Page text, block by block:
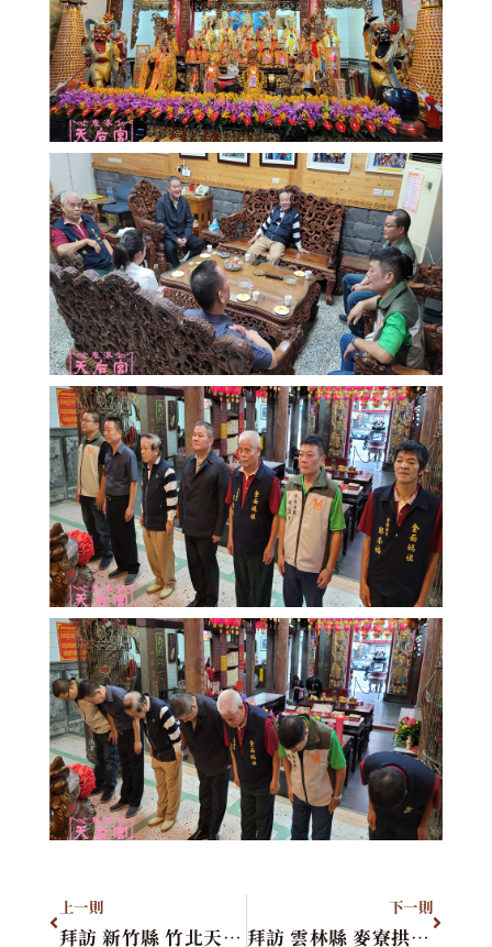
上一則
拜訪 新竹縣 竹北天后宮
下一則
拜訪 雲林縣 麥寮拱範宮